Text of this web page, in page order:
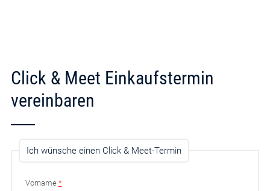
Click & Meet Einkaufstermin
vereinbaren
Ich wünsche einen Click & Meet-Termin
Vorname*